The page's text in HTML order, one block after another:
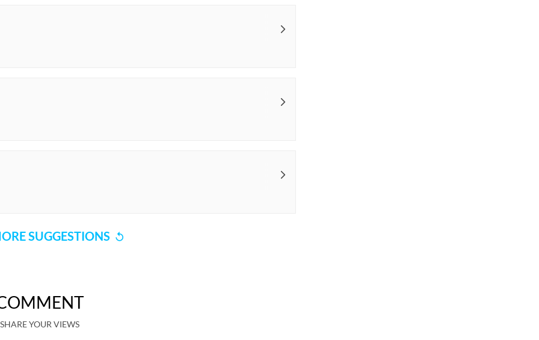
SUGGESTIONS
SHARE YOUR VIEWS